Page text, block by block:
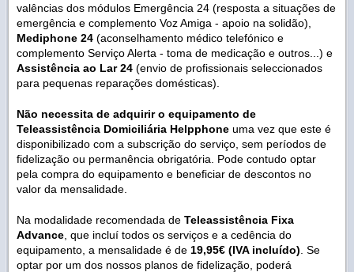
valências dos módulos Emergência 24 (resposta a situações de
emergência e complemento Voz Amiga - apoio na solidão),
Mediphone 24 (aconselhamento médico telefónico e
complemento Serviço Alerta - toma de medicação e outros...) e
Assistência ao Lar 24 (envio de profissionais seleccionados
para pequenas reparações domésticas).
Não necessita de adquirir o equipamento de
Teleassistência Domiciliária Helpphone uma vez que este é
disponibilizado com a subscrição do serviço, sem períodos de
fidelização ou permanência obrigatória. Pode contudo optar
pela compra do equipamento e beneficiar de descontos no
valor da mensalidade.
Na modalidade recomendada de Teleassistência Fixa
Advance , que incluí todos os serviços e a cedência do
equipamento, a mensalidade é de 19,95€ (IVA incluído) . Se
optar por um dos nossos planos de fidelização, poderá